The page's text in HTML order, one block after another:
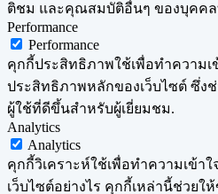
ติชม และคุณสมบัติอื่นๆ ของบุคค
Performance
Performance
คุกกี้ประสิทธิภาพใช้เพื่อทำความเ
ประสิทธิภาพหลักของเว็บไซต์ ซึ่ง
ผู้ใช้ที่ดีขึ้นสำหรับผู้เยี่ยมชม.
Analytics
Analytics
คุกกี้วิเคราะห์ใช้เพื่อทำความเข้า
เว็บไซต์อย่างไร คุกกี้เหล่านี้ช่วย